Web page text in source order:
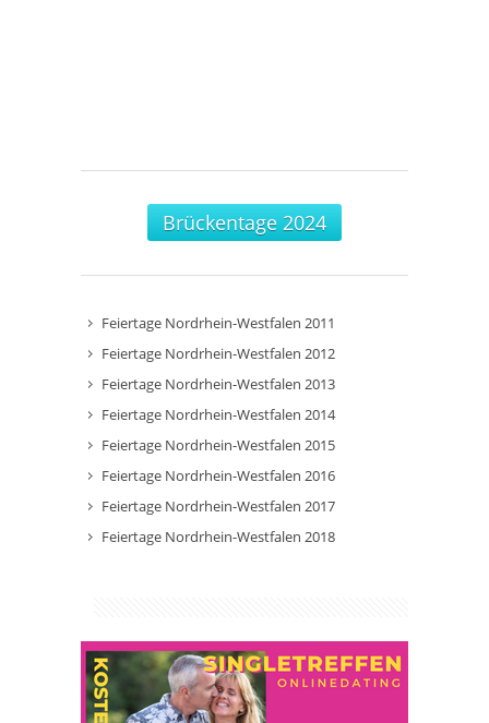
Brückentage 2024
Feiertage Nordrhein-Westfalen 2011
Feiertage Nordrhein-Westfalen 2012
Feiertage Nordrhein-Westfalen 2013
Feiertage Nordrhein-Westfalen 2014
Feiertage Nordrhein-Westfalen 2015
Feiertage Nordrhein-Westfalen 2016
Feiertage Nordrhein-Westfalen 2017
Feiertage Nordrhein-Westfalen 2018